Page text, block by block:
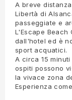
A breve
Libertà di
passeggiate e
L'Escape Beach
dall'hotel ed è
sport acquatici.
A circa 15
ospiti possono
la vivace zona
Esperienza